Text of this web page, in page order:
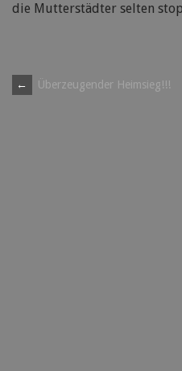
die Mutterstädter selten
Post
← Überzeugender Heimsieg!!!